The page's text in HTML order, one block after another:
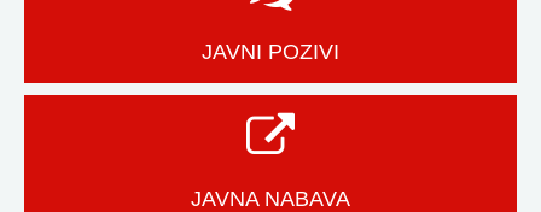
JAVNI POZIVI
JAVNA NABAVA